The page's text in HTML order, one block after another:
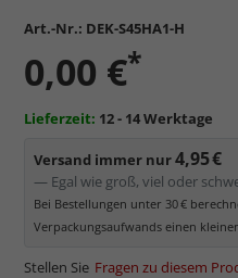
Art.-Nr.: DEK-S45HA1-H
0,00 €*
Lieferzeit: 12 - 14 Werktage
Versand immer nur4,95 €
— Egal wie groß, viel oder
Bei Bestellungen unter 30 €
Verpackungsaufwands einen
Stellen Sie Fragen zu diesem